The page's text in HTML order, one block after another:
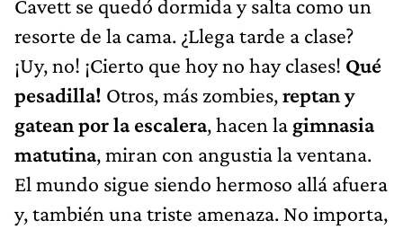
Cavett se quedó dormida y salta como un
resorte de la cama. ¿Llega tarde a clase?
¡Uy, no! ¡Cierto que hoy no hay clases! Qué
pesadilla! Otros, más zombies,reptan y
gatean por la escalera, hacen la gimnasia
matutina, miran con angustia la ventana.
El mundo sigue siendo hermoso allá afuera
y, también una triste amenaza. No importa,